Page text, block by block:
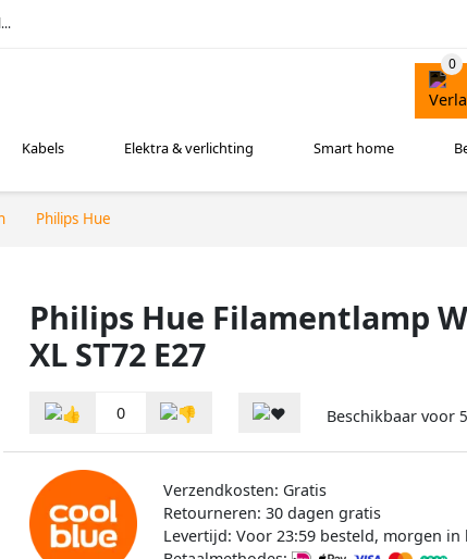
Kabels Elektra & verlichting Smart home
Philips Hue
Philips Hue Filamentlamp
XL ST72 E27
0 Beschikbaar voor
Verzendkosten: Gratis
Retourneren: 30 dagen gratis
Levertijd: Voor 23:59 besteld, morgen in